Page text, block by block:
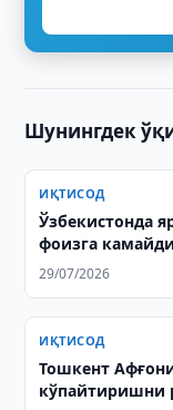
Шунингдек
ИҚТИСОД
Ўзбекистонда
фоизга камайди
29/07/2026
ИҚТИСОД
Тошкент
кўпайтиришни